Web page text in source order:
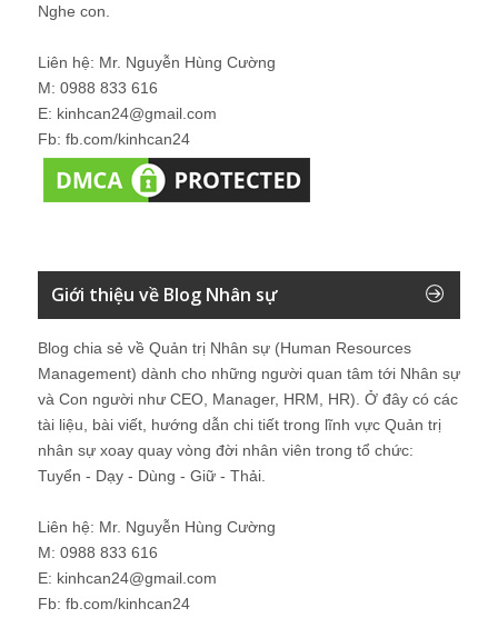
Nghe con.
Liên hệ: Mr. Nguyễn Hùng Cường
M: 0988 833 616
E: kinhcan24@gmail.com
Fb: fb.com/kinhcan24
Giới thiệu về Blog Nhân sự
Blog chia sẻ về Quản trị Nhân sự (Human Resources
Management) dành cho những người quan tâm tới Nhân sự
và Con người như CEO, Manager, HRM, HR). Ở đây có các
tài liệu, bài viết, hướng dẫn chi tiết trong lĩnh vực Quản trị
nhân sự xoay quay vòng đời nhân viên trong tổ chức:
Tuyển - Dạy - Dùng - Giữ - Thải.
Liên hệ: Mr. Nguyễn Hùng Cường
M: 0988 833 616
E: kinhcan24@gmail.com
Fb: fb.com/kinhcan24